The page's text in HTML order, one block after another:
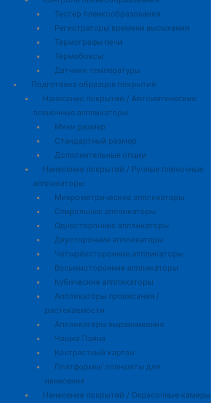
Тестер пленкообразования
Регистраторы времени высыхания
Термографы печи
Термобоксы
Датчики температуры
Подготовка образцов покрытий
Нанесение покрытий / Автоматические
пленочные аппликаторы
Мини размер
Стандартный размер
Дополнительные опции
Нанесение покрытий / Ручные пленочные
аппликаторы
Микрометрические аппликаторы
Спиральные аппликаторы
Односторонние аппликаторы
Двусторонние аппликаторы
Четырёхсторонние аппликаторы
Восьмисторонние аппликаторы
Кубические аппликаторы
Аппликаторы провисания /
растекаемости
Аппликаторы выравнивания
Чашка Пэйна
Контрастный картон
Платформы/ планшеты для
нанесения
Нанесение покрытий / Окрасочные камеры